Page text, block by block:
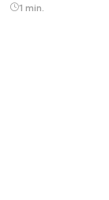
1 min.